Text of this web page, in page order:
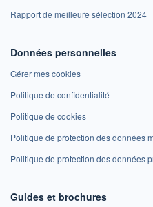
Rapport de meilleure sélection 2024
Données personnelles
Gérer mes cookies
Politique de confidentialité
Politique de cookies
Politique de protection des données
Politique de protection des données
Guides et brochures